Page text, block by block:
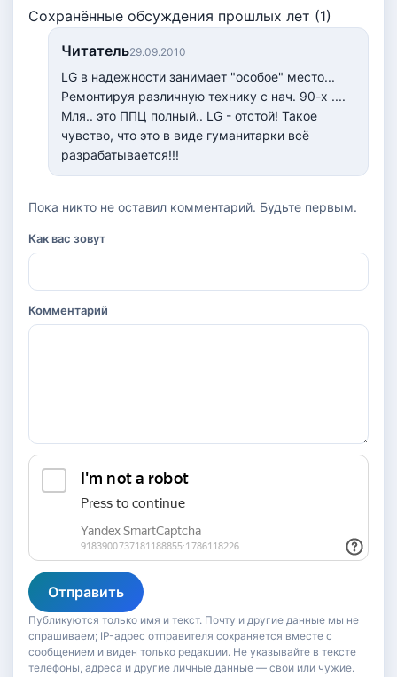
Сохранённые обсуждения прошлых лет (1)
Читатель29.09.2010
LG в надежности занимает "особое" место...
Ремонтируя различную технику с нач. 90-х ....
Мля.. это ППЦ полный.. LG - отстой! Такое
чувство, что это в виде гуманитарки всё
разрабатывается!!!
Пока никто не оставил комментарий. Будьте первым.
Как вас зовут
Комментарий
Отправить
Публикуются только имя и текст. Почту и другие данные мы не
спрашиваем; IP-адрес отправителя сохраняется вместе с
сообщением и виден только редакции. Не указывайте в тексте
телефоны, адреса и другие личные данные — свои или чужие.